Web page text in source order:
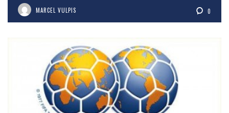
MARCEL VULPIS 0